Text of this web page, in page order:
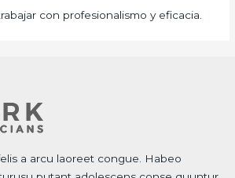
con profesionalismo y eficacia.
a arcu laoreet congue. Habeo